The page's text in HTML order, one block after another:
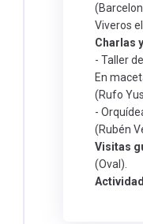
Viveros
Charlas
- Taller
En
(Rufo
-
(Rubén
Visitas
(Oval).